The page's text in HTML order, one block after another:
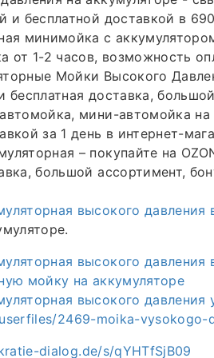
и бесплатной доставкой в
минимойка с
от 1-2 часов, возможность
Мойки Высокого
бесплатная доставка,
мини-автомойка
за 1 день в интернет-
– покупайте на
большой ассортимент,
высокого давления
высокого давления
мойку на аккумуляторе
высокого давления
2469-moika-vysokogo-
dialog.de/s/qYHTfSjB09